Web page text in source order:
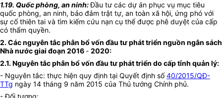
1.19. Quốc phòng, an ninh:Đầu tư các dự án phục vụ mục tiêu
quốc phòng, an ninh, bảo đảm trật tự, an toàn xã hội, ứng phó với
sự cố thiên tai và tìm kiếm cứu nạn cụ thể được phê duyệt của cấp
có thẩm quyền.
2. Các nguyên tắc phân bổ vốn đầu tư phát triển nguồn ngân sách
Nhà nước giai đoạn 2016 - 2020:
2.1. Nguyên tắc phân bổ vốn đầu tư phát triển do cấp tỉnh quản lý:
- Nguyên tắc: thực hiện quy định tại Quyết định số40/2015/QĐ-
TTg ngày 14 tháng 9 năm 2015 của Thủ tướng Chính phủ.
- Đối tượng: